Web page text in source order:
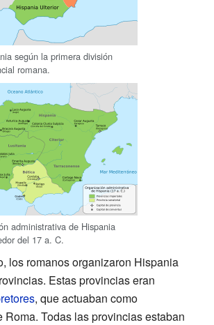
según la primera división
romana.
administrativa de Hispania
del 17 a. C.
los romanos organizaron Hispania
Estas provincias eran
, que actuaban como
Roma. Todas las provincias estaban